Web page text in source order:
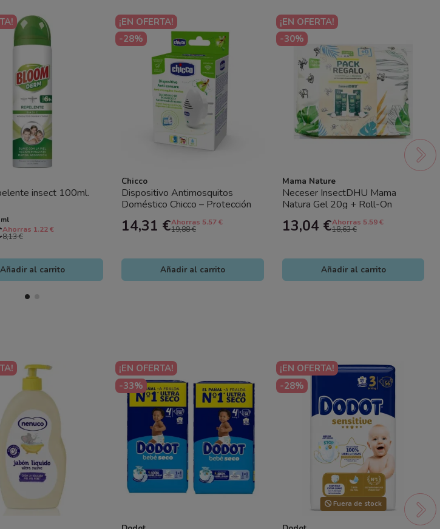
insect 100ml.
Ahorras 1.22 €
8,13 €
Añadir al carrito
¡EN OFERTA!
-28%
Chicco
Dispositivo Antimosquitos
Doméstico Chicco – Protección
bebé
14,31 €Ahorras 5.57 €
19,88 €
Añadir al carrito
¡EN OFERTA!
-30%
Mama Nature
Neceser InsectDHU Mama
Natura Gel 20g + Roll-On
13,04 €Ahorras 5.59 €
18,63 €
Añadir al carrito
¡EN OFERTA!
-33%
¡EN OFERTA!
-28%
Fuera de stock